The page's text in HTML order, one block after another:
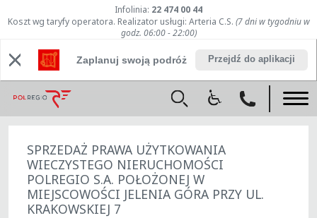
Infolinia: 22 474 00 44
Koszt wg taryfy operatora. Realizator usługi: Arteria C.S. (7 dni w tygodniu w
godz. 06:00 - 22:00)
Zaplanuj swoją podróż Przejdź do aplikacji
SPRZEDAŻ PRAWA UŻYTKOWANIA
WIECZYSTEGO NIERUCHOMOŚCI
POLREGIO S.A. POŁOŻONEJ W
MIEJSCOWOŚCI JELENIA GÓRA PRZY UL.
KRAKOWSKIEJ 7